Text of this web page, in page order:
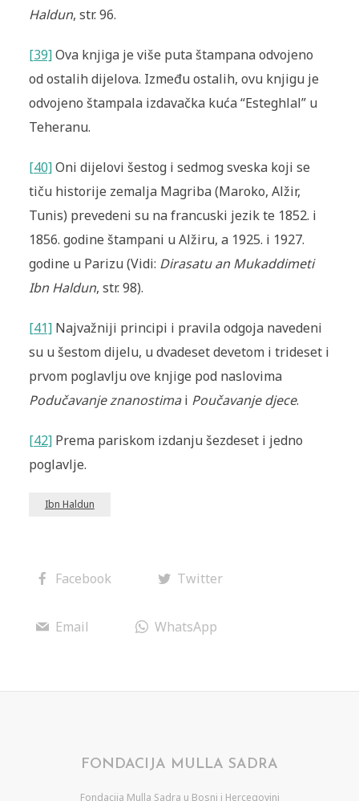
Haldun, str. 96.
[39]Ova knjiga je više puta štampana odvojeno
od ostalih dijelova. Između ostalih, ovu knjigu je
odvojeno štampala izdavačka kuća “Esteghlal” u
Teheranu.
[40]Oni dijelovi šestog i sedmog sveska koji se
tiču historije zemalja Magriba (Maroko, Alžir,
Tunis) prevedeni su na francuski jezik te 1852. i
1856. godine štampani u Alžiru, a 1925. i 1927.
godine u Parizu (Vidi: Dirasatu an Mukaddimeti
Ibn Haldun, str. 98).
[41]Najvažniji principi i pravila odgoja navedeni
su u šestom dijelu, u dvadeset devetom i trideset i
prvom poglavlju ove knjige pod naslovima
Podučavanje znanostimai Poučavanje djece.
[42]Prema pariskom izdanju šezdeset i jedno
poglavlje.
Ibn Haldun
Facebook Twitter
Email WhatsApp
FONDACIJA MULLA SADRA
Fondacija Mulla Sadra u Bosni i Hercegovini